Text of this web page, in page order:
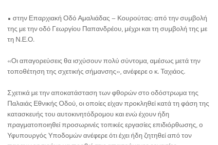
• στην Επαρχιακή Οδό Αμαλιάδας – Κουρούτας: από την συμβολή
της με την οδό Γεωργίου Παπανδρέου, μέχρι και τη συμβολή της με
τη Ν.Ε.Ο.
«Οι απαγορεύσεις θα ισχύσουν πολύ σύντομα, αμέσως μετά την
τοποθέτηση της σχετικής σήμανσης», ανέφερε ο κ. Ταχιάος.
Σχετικά με την αποκατάσταση των φθορών στο οδόστρωμα της
Παλαιάς Εθνικής Οδού, οι οποίες είχαν προκληθεί κατά τη φάση της
κατασκευής του αυτοκινητόδρομου και ενώ έχουν ήδη
πραγματοποιηθεί προσωρινές τοπικές εργασίες επιδιόρθωσης, ο
Υφυπουργός Υποδομών ανέφερε ότι έχει ήδη ζητηθεί από τον